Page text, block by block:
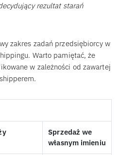
rezultat starań
zakres zadań przedsiębiorcy w
Warto pamiętać, że
w zależności od zawartej
Sprzedaż we
własnym imieniu